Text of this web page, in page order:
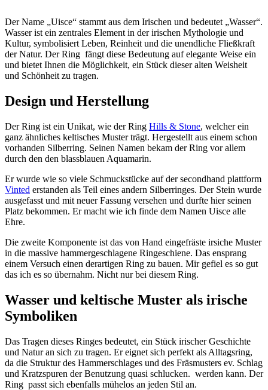
Der Name „Uisce“ stammt aus dem Irischen und bedeutet „Wasser“.
Wasser ist ein zentrales Element in der irischen Mythologie und
Kultur, symbolisiert Leben, Reinheit und die unendliche Fließkraft
der Natur. Der Ring fängt diese Bedeutung auf elegante Weise ein
und bietet Ihnen die Möglichkeit, ein Stück dieser alten Weisheit
und Schönheit zu tragen.
Design und Herstellung
Der Ring ist ein Unikat, wie der Ring Hills & Stone, welcher ein
ganz ähnliches keltisches Muster trägt. Hergestellt aus einem schon
vorhanden Silberring. Seinen Namen bekam der Ring vor allem
durch den den blassblauen Aquamarin.
Er wurde wie so viele Schmuckstücke auf der secondhand plattform
Vinted erstanden als Teil eines andern Silberringes. Der Stein wurde
ausgefasst und mit neuer Fassung versehen und durfte hier seinen
Platz bekommen. Er macht wie ich finde dem Namen Uisce alle
Ehre.
Die zweite Komponente ist das von Hand eingefräste irsiche Muster
in die massive hammergeschlagene Ringeschiene. Das ensprang
einem Versuch einen derartigen Ring zu bauen. Mir gefiel es so gut
das ich es so übernahm. Nicht nur bei diesem Ring.
Wasser und keltische Muster als irische
Symboliken
Das Tragen dieses Ringes bedeutet, ein Stück irischer Geschichte
und Natur an sich zu tragen. Er eignet sich perfekt als Alltagsring,
da die Struktur des Hammerschlages und des Fräsmusters ev. Schlag
und Kratzspuren der Benutzung quasi schlucken. werden kann. Der
Ring passt sich ebenfalls mühelos an jeden Stil an.